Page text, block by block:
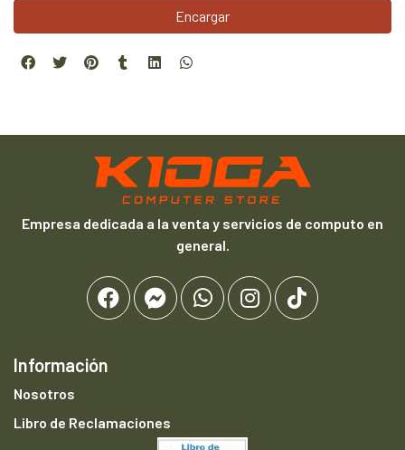
Encargar
Empresa dedicada a la venta y servicios de computo en
general.
Información
Nosotros
Libro de Reclamaciones